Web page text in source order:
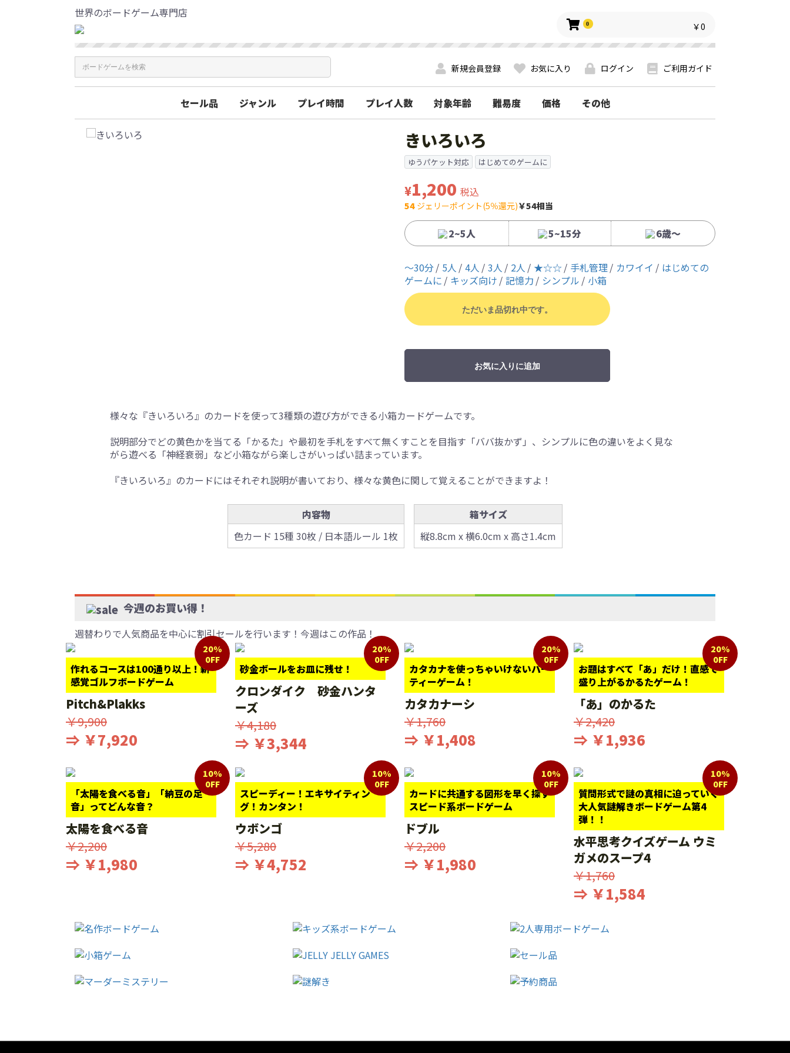
世界のボードゲーム専門店
0 ￥0
新規会員登録 お気に入り ログイン ご利用ガイド
セール品 ジャンル プレイ時間 プレイ人数 対象年齢 難易度 価格 その他
きいろいろ
ゆうパケット対応 はじめてのゲームに
¥1,200 税込
54 ジェリーポイント(5％還元)￥54相当
2~5人 5~15分 6歳〜
〜30分 5人 4人 3人 2人 ★☆☆ 手札管理 カワイイ
はじめての
ゲームに
キッズ向け 記憶力 シンプル 小箱
ただいま品切れ中です。
お気に入りに追加
様々な『きいろいろ』のカードを使って3種類の遊び方ができる小箱カードゲームです。
説明部分でどの黄色かを当てる「かるた」や最初を手札をすべて無くすことを目指す「ババ抜かず」、シンプルに色の違いをよく見な
がら遊べる「神経衰弱」など小箱ながら楽しさがいっぱい詰まっています。
『きいろいろ』のカードにはそれぞれ説明が書いており、様々な黄色に関して覚えることができますよ！
内容物
色カード 15種 30枚 / 日本語ルール 1枚
箱サイズ
縦8.8cm x 横6.0cm x 高さ1.4cm
今週のお買い得！
週替わりで人気商品を中心に割引セールを行います！今週はこの作品！
作れるコースは100通り以上！新
感覚ゴルフボードゲーム
20%
0FF
Pitch&Plakks
￥9,900
⇒ ￥7,920
砂金ボールをお皿に残せ！
20%
0FF
クロンダイク 砂金ハンタ
ーズ
￥4,180
⇒ ￥3,344
カタカナを使っちゃいけないパー
ティーゲーム！
20%
0FF
カタカナーシ
￥1,760
⇒ ￥1,408
お題はすべて「あ」だけ！直感で
盛り上がるかるたゲーム！
20%
0FF
「あ」のかるた
￥2,420
⇒ ￥1,936
「太陽を食べる音」「納豆の足
音」ってどんな音？
10%
0FF
太陽を食べる音
￥2,200
⇒ ￥1,980
スピーディー！エキサイティン
グ！カンタン！
10%
0FF
ウボンゴ
￥5,280
⇒ ￥4,752
カードに共通する図形を早く探す
スピード系ボードゲーム
10%
0FF
ドブル
￥2,200
⇒ ￥1,980
質問形式で謎の真相に迫っていく
大人気謎解きボードゲーム第4
弾！！
10%
0FF
水平思考クイズゲーム ウミ
ガメのスープ4
￥1,760
⇒ ￥1,584